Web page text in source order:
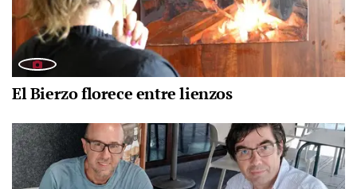
El Bierzo florece entre lienzos